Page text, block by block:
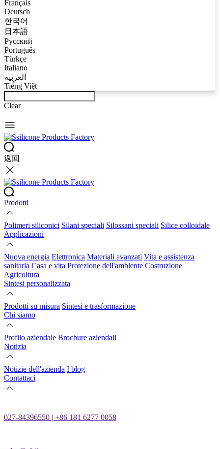
Français
Deutsch
한국어
日本語
Русский
Português
Türkçe
Italiano
العربية
Tiếng Việt
Clear
返回
Prodotti
Polimeri siliconici Silani speciali Silossani speciali Silice colloidale
Applicazioni
Nuova energia Elettronica Materiali avanzati Vita e assistenza
sanitaria Casa e vita Protezione dell'ambiente Costruzione
Agricoltura
Sintesi personalizzata
Prodotti su misura Sintesi e trasformazione
Chi siamo
Profilo aziendale Brochure aziendali
Notizia
Notizie dell'azienda I blog
Contattaci
027-84396550 | +86 181 6277 0058